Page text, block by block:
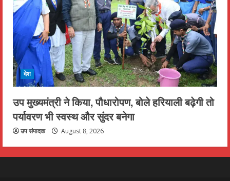
देश
उप मुख्यमंत्री ने किया, पौधारोपण, बोले हरियाली बढ़ेगी तो
पर्यावरण भी स्वस्थ और सुंदर बनेगा
उप संपादक August 8, 2026